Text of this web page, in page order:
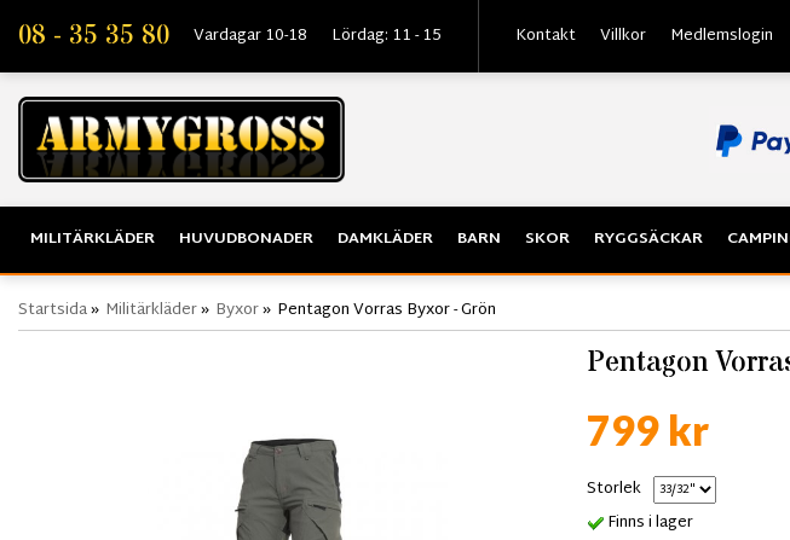
08 - 35 35 80 Vardagar 10-18 Lördag: 11 - 15 Kontakt Villkor Medlemslogin
MILITÄRKLÄDER
HUVUDBONADER DAMKLÄDER BARN SKOR RYGGSÄCKAR
Startsida» Militärkläder» Byxor» Pentagon Vorras Byxor - Grön
Pentagon
799 kr
Storlek
Finns i lager